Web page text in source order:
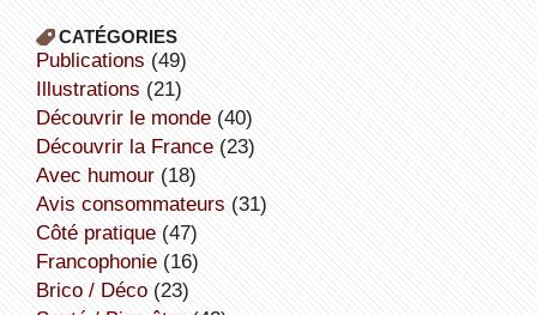
CATÉGORIES
publications (49)
illustrations (21)
découvrir le monde(40)
découvrir la France(23)
avec humour(18)
avis consommateurs (31)
côté pratique(47)
Francophonie(16)
Brico / Déco(23)